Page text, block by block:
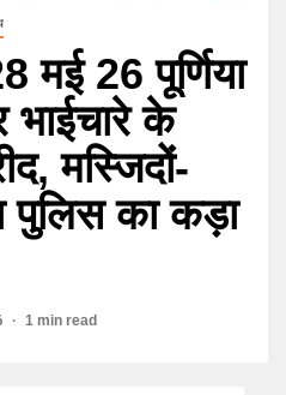
मई 26 पूर्णिया
के
मस्जिदों-
पुलिस का कड़ा
1 min read